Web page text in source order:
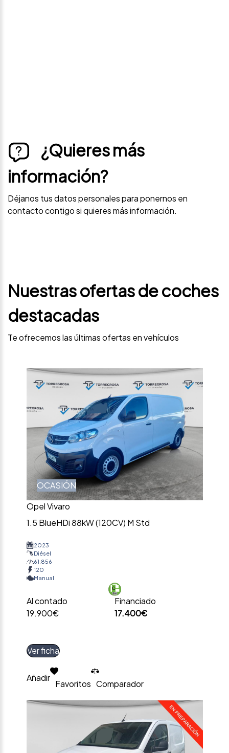
¿Quieres más
información?
Déjanos tus datos personales para ponernos en
contacto contigo si quieres más información.
Nuestras ofertas de coches
destacadas
Te ofrecemos las últimas ofertas en vehículos
OCASIÓN
Opel Vivaro
1.5 BlueHDi 88kW (120CV) M Std
2023
Diésel
61.856
120
Manual
Al contado
19.900€
Financiado
17.400€
Ver ficha
Añadir
Favoritos Comparador